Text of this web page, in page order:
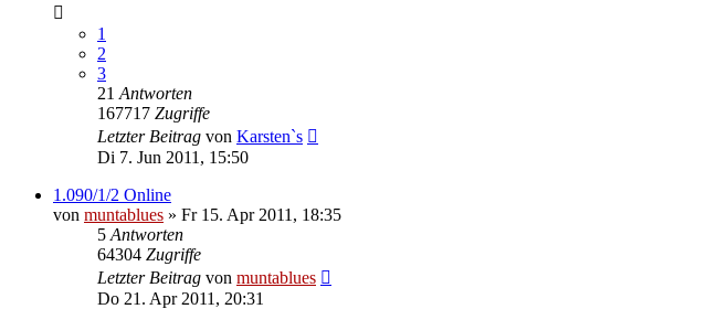
1
2
3
21 Antworten
167717 Zugriffe
Letzter Beitrag von Karsten`s
Di 7. Jun 2011, 15:50
1.090/1/2 Online
von muntablues » Fr 15. Apr 2011, 18:35
5 Antworten
64304 Zugriffe
Letzter Beitrag von muntablues
Do 21. Apr 2011, 20:31